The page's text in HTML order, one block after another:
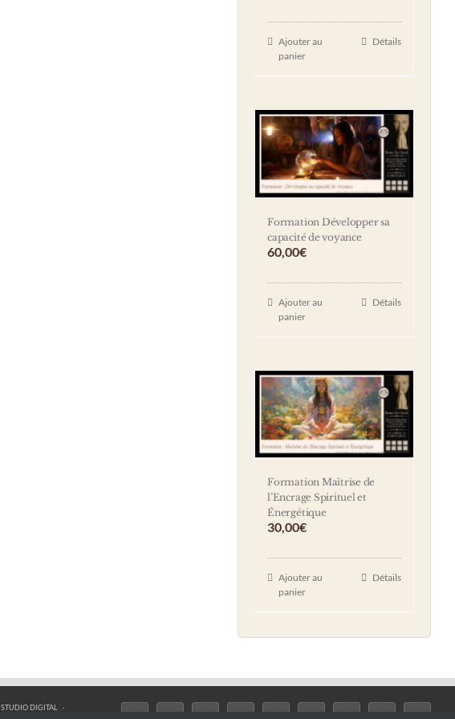
Ajouter au
panier
Détails
Formation Développer sa
capacité de voyance
60,00€
Ajouter au
panier
Détails
Formation Maîtrise de
l’Encrage Spirituel et
Énergétique
30,00€
Ajouter au
panier
Détails
STUDIO DIGITAL
·